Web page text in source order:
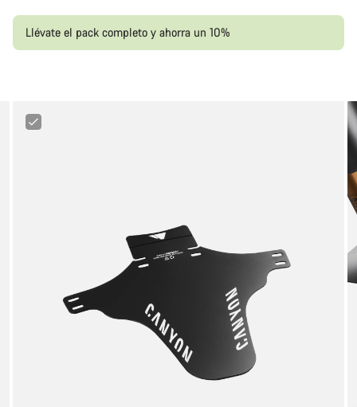
Llévate el pack completo y ahorra un 10%
Canyon